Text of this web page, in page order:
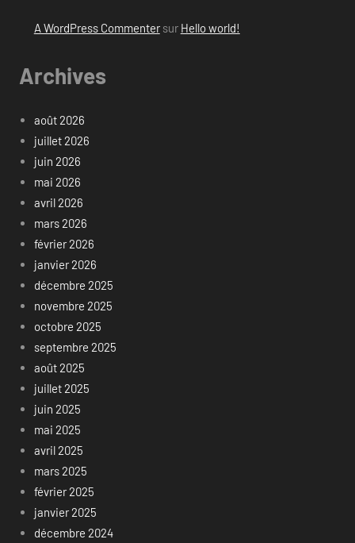
A WordPress Commentersur Hello world!
Archives
août 2026
juillet 2026
juin 2026
mai 2026
avril 2026
mars 2026
février 2026
janvier 2026
décembre 2025
novembre 2025
octobre 2025
septembre 2025
août 2025
juillet 2025
juin 2025
mai 2025
avril 2025
mars 2025
février 2025
janvier 2025
décembre 2024